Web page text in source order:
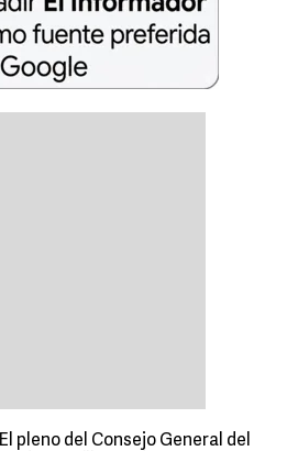
El pleno del Consejo General del